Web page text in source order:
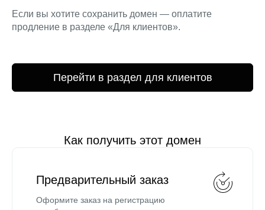
Если вы хотите сохранить домен — оплатите
продление в разделе «Для клиентов».
Перейти в раздел для клиентов
Как получить этот домен
Предварительный заказ
Оформите заказ на регистрацию